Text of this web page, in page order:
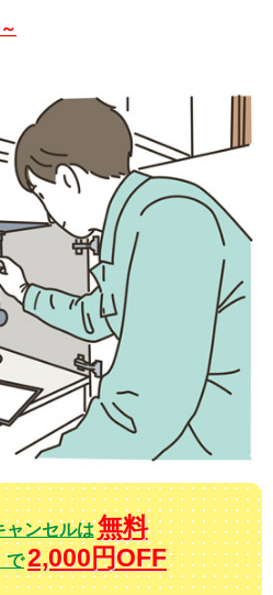
ャンセルは無料
で2,000円OFF